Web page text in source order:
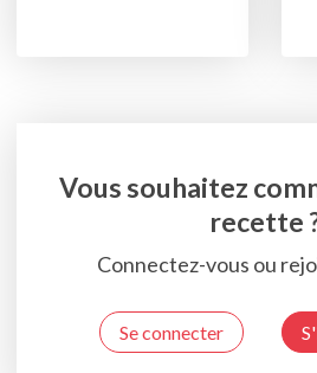
Vous souhaitez
recette
Connectez-vous ou
Se connecter